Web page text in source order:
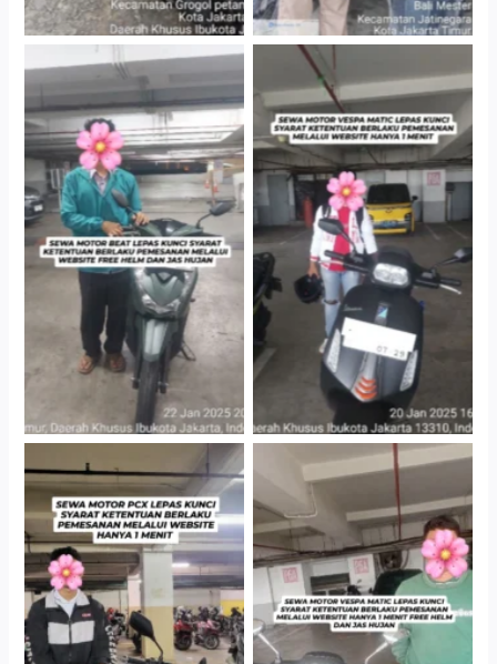
Cityplaza Jatinegara
Gedung Parkir P6A
Cityplaza Jatinegara
Gedung Parkir P6A
Hotel Kartika Chandra,
Jakarta Selatan
Cityplaza Jatinegara
Gedung Parkir P6A